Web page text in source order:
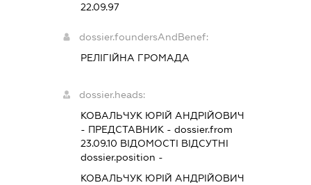
22.09.97
dossier.foundersAndBenef:
РЕЛІГІЙНА ГРОМАДА
dossier.heads:
КОВАЛЬЧУК ЮРІЙ АНДРІЙОВИЧ
- ПРЕДСТАВНИК - dossier.from
23.09.10 ВІДОМОСТІ ВІДСУТНІ
dossier.position -
КОВАЛЬЧУК ЮРІЙ АНДРІЙОВИЧ